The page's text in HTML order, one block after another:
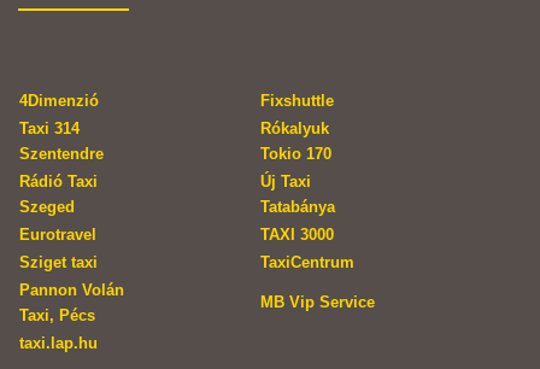
4Dimenzió
Fixshuttle
Taxi 314
Szentendre
Rókalyuk
Tokio 170
Rádió Taxi
Szeged
Új Taxi
Tatabánya
Eurotravel
TAXI 3000
Sziget taxi
TaxiCentrum
Pannon Volán
Taxi, Pécs
MB Vip Service
taxi.lap.hu